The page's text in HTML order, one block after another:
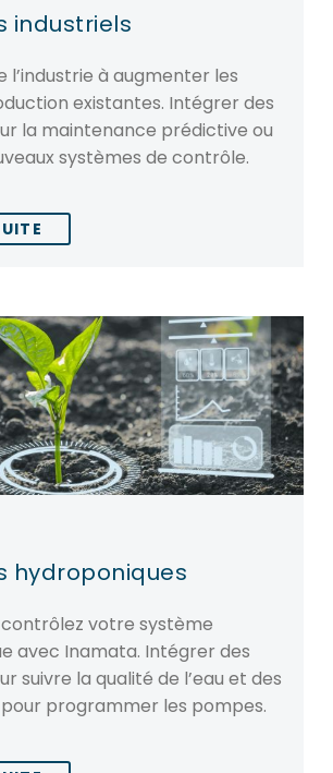
industriels
l’industrie à augmenter les
existantes. Intégrer des
la maintenance prédictive ou
systèmes de contrôle.
hydroponiques
votre système
avec Inamata. Intégrer des
suivre la qualité de l’eau et des
programmer les pompes.